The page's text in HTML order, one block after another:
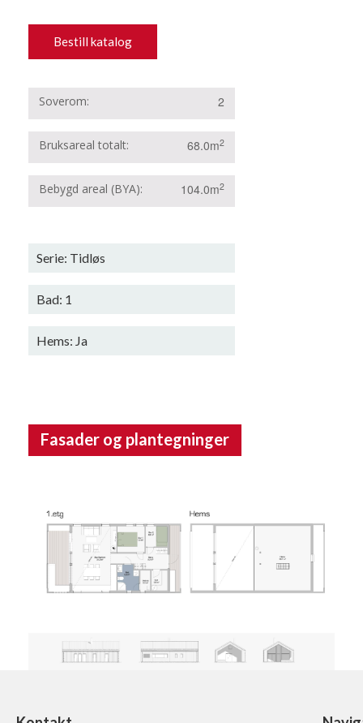
Bestill katalog
Soverom 2
Bruksareal totalt 68.0m2
Bebygd areal (BYA) 104.0m2
Serie: Tidløs
Bad: 1
Hems: Ja
Fasader og plantegninger